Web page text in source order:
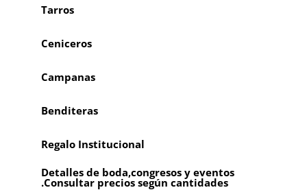
Tarros
Ceniceros
Campanas
Benditeras
Regalo Institucional
Detalles de boda,congresos y eventos
.Consultar precios según cantidades